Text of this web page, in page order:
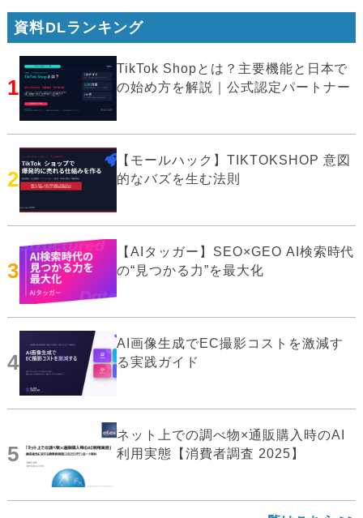
資料DLランキング
1
TikTok Shopとは？主要機能と日本で
の始め方を解説｜公式認定パートナー
2
【モールハック】TIKTOKSHOP 意図
的なバズを生む法則
3
【AIタッガー】SEO×GEO AI検索時代
の“見つかる力”を最大化
4
AI画像生成でEC撮影コストを激減す
る実践ガイド
5
ネット上での調べ物×通販購入時のAI
利用実態【消費者調査 2025】